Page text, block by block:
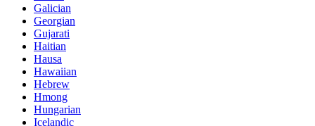
Galician
Georgian
Gujarati
Haitian
Hausa
Hawaiian
Hebrew
Hmong
Hungarian
Icelandic